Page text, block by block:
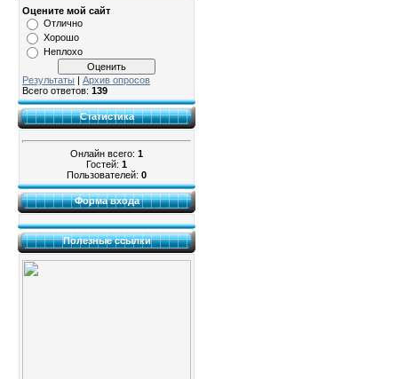
Оцените мой сайт
Отлично
Хорошо
Неплохо
Результаты | Архив опросов
Всего ответов: 139
Статистика
Онлайн всего: 1
Гостей: 1
Пользователей: 0
Форма входа
Полезные ссылки